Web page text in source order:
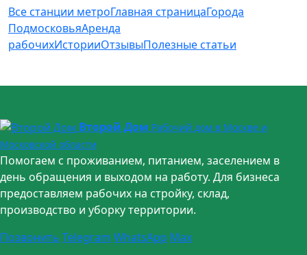
Все станции метроГлавная страницаГорода
ПодмосковьяАренда
рабочихИсторииОтзывыПолезные статьи
Второй Дом Рабочий дом в Москве и
Московской области
Помогаем с проживанием, питанием, заселением в
день обращения и выходом на работу. Для бизнеса
предоставляем рабочих на стройку, склад,
производство и уборку территории.
Позвонить Telegram WhatsApp Max